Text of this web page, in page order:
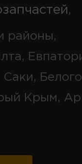
,
районы,
Крым,